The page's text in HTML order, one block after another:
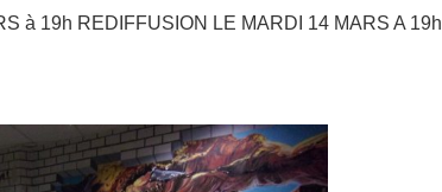
à 19h REDIFFUSION LE MARDI 14 MARS A 19h